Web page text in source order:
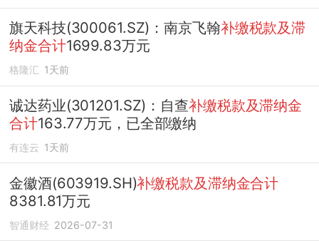
旗天科技(300061.SZ)：南京飞翰补缴税款及滞
纳金合计1699.83万元
格隆汇 1天前
诚达药业(301201.SZ)：自查补缴税款及滞纳金
合计163.77万元，已全部缴纳
有连云 1天前
金徽酒(603919.SH)补缴税款及滞纳金合计
8381.81万元
智通财经 2026-07-31